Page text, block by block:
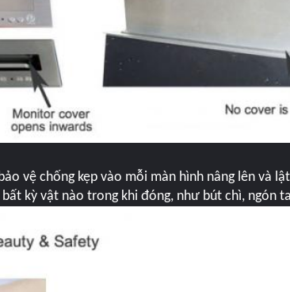
vệ chống kẹp vào mỗi màn hình nâng lên và
kỳ vật nào trong khi đóng, như bút chì, ngón